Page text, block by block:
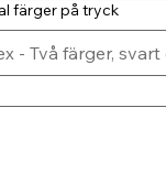
färger på tryck